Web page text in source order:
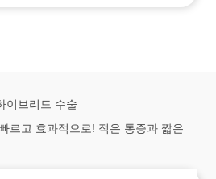
이브리드 수술
르고 효과적으로! 적은 통증과 짧은